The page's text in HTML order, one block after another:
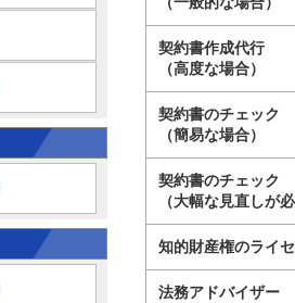
契約書作成代行
（高度な場合）
契約書のチェック
（簡易な場合）
契約書のチェック
（大幅な見直しが
知的財産権のライ
法務アドバイザー